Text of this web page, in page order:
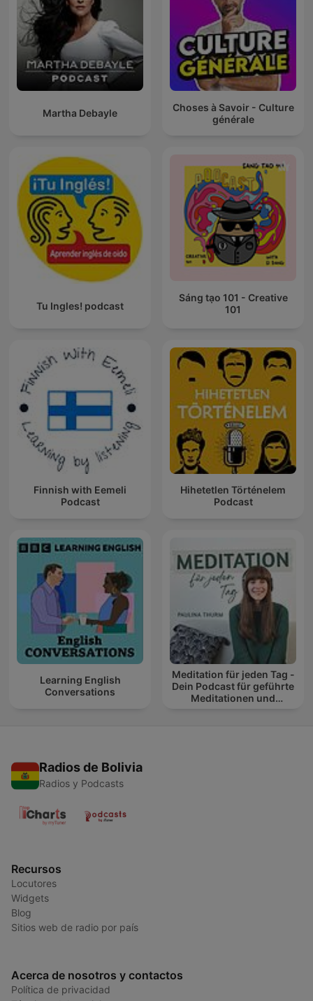
Martha Debayle
Choses à Savoir - Culture
générale
Tu Ingles! podcast
Sáng tạo 101 - Creative
101
Finnish with Eemeli
Podcast
Hihetetlen Történelem
Podcast
Learning English
Conversations
Meditation für jeden Tag -
Dein Podcast für geführte
Meditationen und
Radios de Bolivia
Radios y Podcasts
Recursos
Locutores
Widgets
Blog
Sitios web de radio por país
Acerca de nosotros y contactos
Política de privacidad